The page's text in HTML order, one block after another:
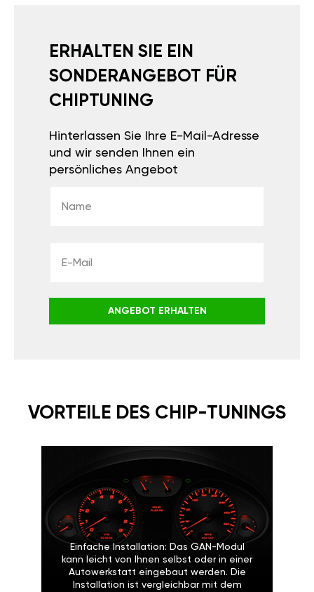
ERHALTEN SIE EIN
SONDERANGEBOT FÜR
CHIPTUNING
Hinterlassen Sie Ihre E-Mail-Adresse
und wir senden Ihnen ein
persönliches Angebot
ANGEBOT ERHALTEN
VORTEILE DES CHIP-TUNINGS
Einfache Installation: Das GAN-Modul
kann leicht von Ihnen selbst oder in einer
Autowerkstatt eingebaut werden. Die
Installation ist vergleichbar mit dem